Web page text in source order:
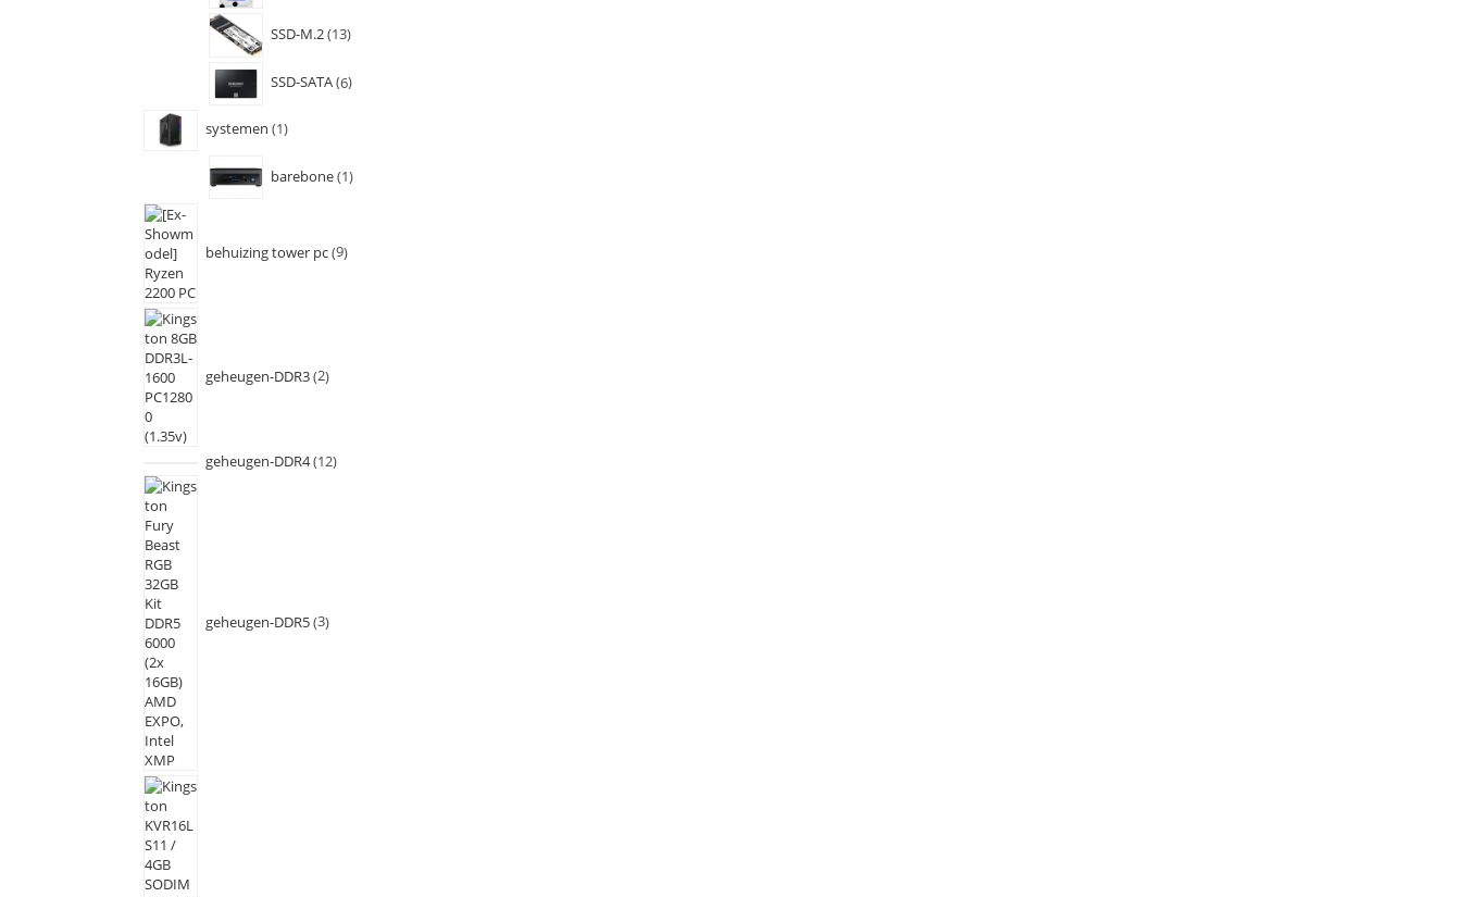
SSD-M.2 13
SSD-SATA 6
systemen 1
barebone 1
behuizing tower pc 9
geheugen-DDR3 2
geheugen-DDR4 12
geheugen-DDR5 3